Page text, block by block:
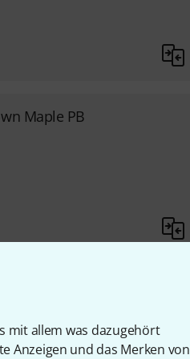
mit allem was dazugehört
Anzeigen und das Merken von
Maple PB